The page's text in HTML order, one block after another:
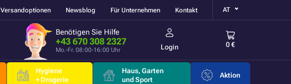
Versandoptionen Newsblog Für Unternehmen Kontakt AT
Benötigen Sie Hilfe
+43 670 308 2327
Mo.-Fr. 08:00-16:00 Uhr Login 0 €
Hygiene
+ Drogerie
Haus, Garten
und Sport
Aktion